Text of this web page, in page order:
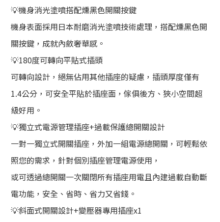
💡機身消光塗噴搭配燻黑色開關按鍵
機身表面採用日本耐磨消光塗噴技術處理，搭配燻黑色開
關按鍵，成就內斂奢華感。
💡180度可轉向平貼式插頭
可轉向設計，絕無佔用其他插座的疑慮，插頭厚度僅有
1.4公分，可安全平貼於插座面，傢俱後方、狹小空間超
級好用。
💡獨立式電源管理插座+過載保護總開關設計
一對一獨立式開關插座，外加一組電源總開關，可輕鬆依
照您的需求，針對個別插座管理電源使用，
或可透過總開關一次關閉所有插座用電且內建過載自動斷
電功能，安全、省時、省力又省錢。
💡斜面式開關設計+變壓器專用插座x1